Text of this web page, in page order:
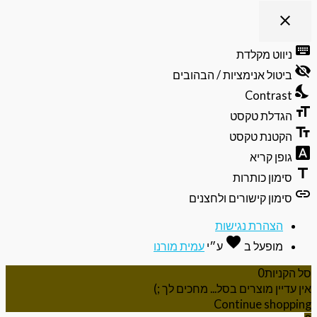
close
וסגירה
של
תפריט
הנגישות
ניווט מקלדת
ביטול אנימציות / הבהובים
Contrast
הגדלת טקסט
הקטנת טקסט
גופן קריא
סימון כותרות
סימון קישורים ולחצנים
הצהרת נגישות
מופעל בfavoriteאהבה
ע״יעמית מורנו
הקניות0
עדיין מוצרים בסל... מחכים לך ;)
Continue